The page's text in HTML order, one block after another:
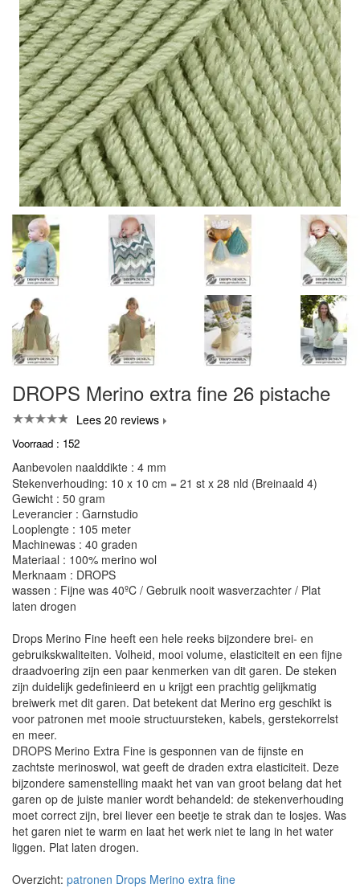
DROPS Merino extra fine 26 pistache
Lees 20 reviews
Voorraad : 152
Aanbevolen naalddikte : 4 mm
Stekenverhouding: 10 x 10 cm = 21 st x 28 nld (Breinaald 4)
Gewicht : 50 gram
Leverancier : Garnstudio
Looplengte : 105 meter
Machinewas : 40 graden
Materiaal : 100% merino wol
Merknaam : DROPS
wassen : Fijne was 40ºC / Gebruik nooit wasverzachter / Plat
laten drogen
Drops Merino Fine heeft een hele reeks bijzondere brei- en
gebruikskwaliteiten. Volheid, mooi volume, elasticiteit en een fijne
draadvoering zijn een paar kenmerken van dit garen. De steken
zijn duidelijk gedefinieerd en u krijgt een prachtig gelijkmatig
breiwerk met dit garen. Dat betekent dat Merino erg geschikt is
voor patronen met mooie structuursteken, kabels, gerstekorrelst
en meer.
DROPS Merino Extra Fine is gesponnen van de fijnste en
zachtste merinoswol, wat geeft de draden extra elasticiteit. Deze
bijzondere samenstelling maakt het van van groot belang dat het
garen op de juiste manier wordt behandeld: de stekenverhouding
moet correct zijn, brei liever een beetje te strak dan te losjes. Was
het garen niet te warm en laat het werk niet te lang in het water
liggen. Plat laten drogen.
Overzicht: patronen Drops Merino extra fine